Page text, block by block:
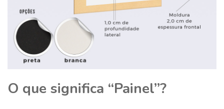
O que significa “Painel”?